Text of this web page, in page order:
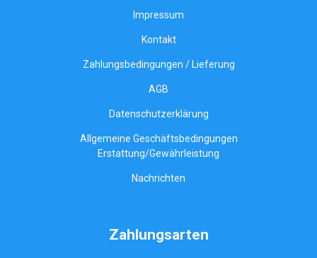
Impressum
Kontakt
Zahlungsbedingungen / Lieferung
AGB
Datenschutzerklärung
Allgemeine Geschäftsbedingungen
Erstattung/Gewährleistung
Nachrichten
Zahlungsarten